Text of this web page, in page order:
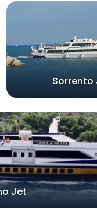
Sorrento
Jet